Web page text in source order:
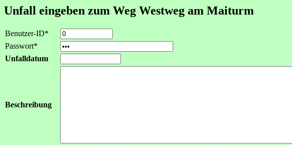
Unfall eingeben zum Weg Westweg am Maiturm
Benutzer-ID*
Passwort*
Unfalldatum
Beschreibung